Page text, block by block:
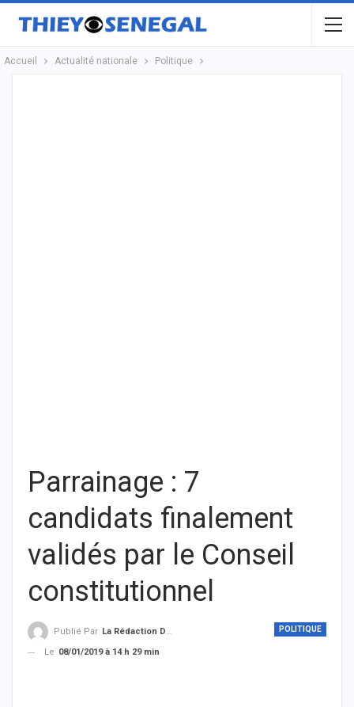
Accueil Actualité nationale Politique
Parrainage : 7
candidats finalement
validés par le Conseil
constitutionnel
POLITIQUE
Publié Par La Rédaction De THIEYSENEGAL.com
Le 08/01/2019 à 14 h 29 min